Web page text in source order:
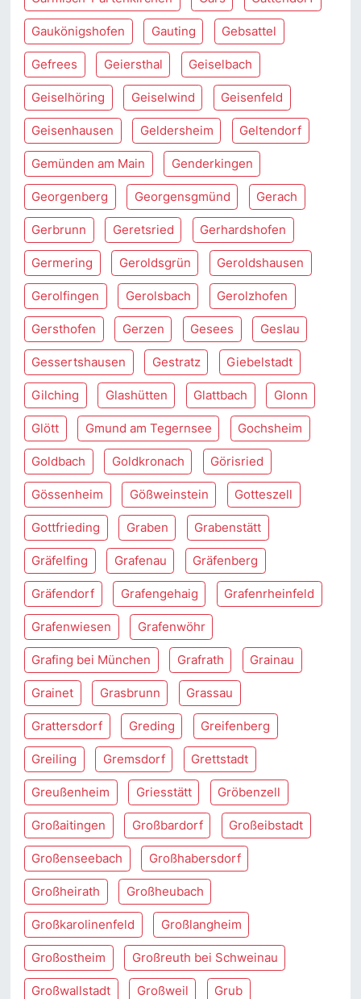
Gaukönigshofen Gauting Gebsattel
Gefrees Geiersthal Geiselbach
Geiselhöring Geiselwind Geisenfeld
Geisenhausen Geldersheim Geltendorf
Gemünden am Main Genderkingen
Georgenberg Georgensgmünd Gerach
Gerbrunn Geretsried Gerhardshofen
Germering Geroldsgrün Geroldshausen
Gerolfingen Gerolsbach Gerolzhofen
Gersthofen Gerzen Gesees Geslau
Gessertshausen Gestratz Giebelstadt
Gilching Glashütten Glattbach Glonn
Glött Gmund am Tegernsee Gochsheim
Goldbach Goldkronach Görisried
Gössenheim Gößweinstein Gotteszell
Gottfrieding Graben Grabenstätt
Gräfelfing Grafenau Gräfenberg
Gräfendorf Grafengehaig Grafenrheinfeld
Grafenwiesen Grafenwöhr
Grafing bei München Grafrath Grainau
Grainet Grasbrunn Grassau
Grattersdorf Greding Greifenberg
Greiling Gremsdorf Grettstadt
Greußenheim Griesstätt Gröbenzell
Großaitingen Großbardorf Großeibstadt
Großenseebach Großhabersdorf
Großheirath Großheubach
Großkarolinenfeld Großlangheim
Großostheim Großreuth bei Schweinau
Großwallstadt Großweil Grub